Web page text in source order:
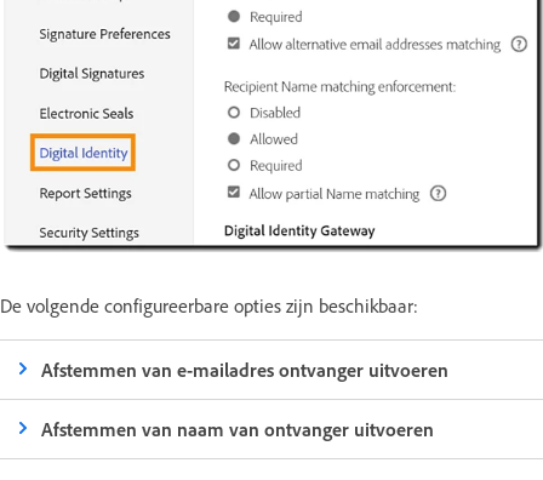
De volgende configureerbare opties zijn beschikbaar:
Afstemmen van e-mailadres ontvanger uitvoeren
Afstemmen van naam van ontvanger uitvoeren